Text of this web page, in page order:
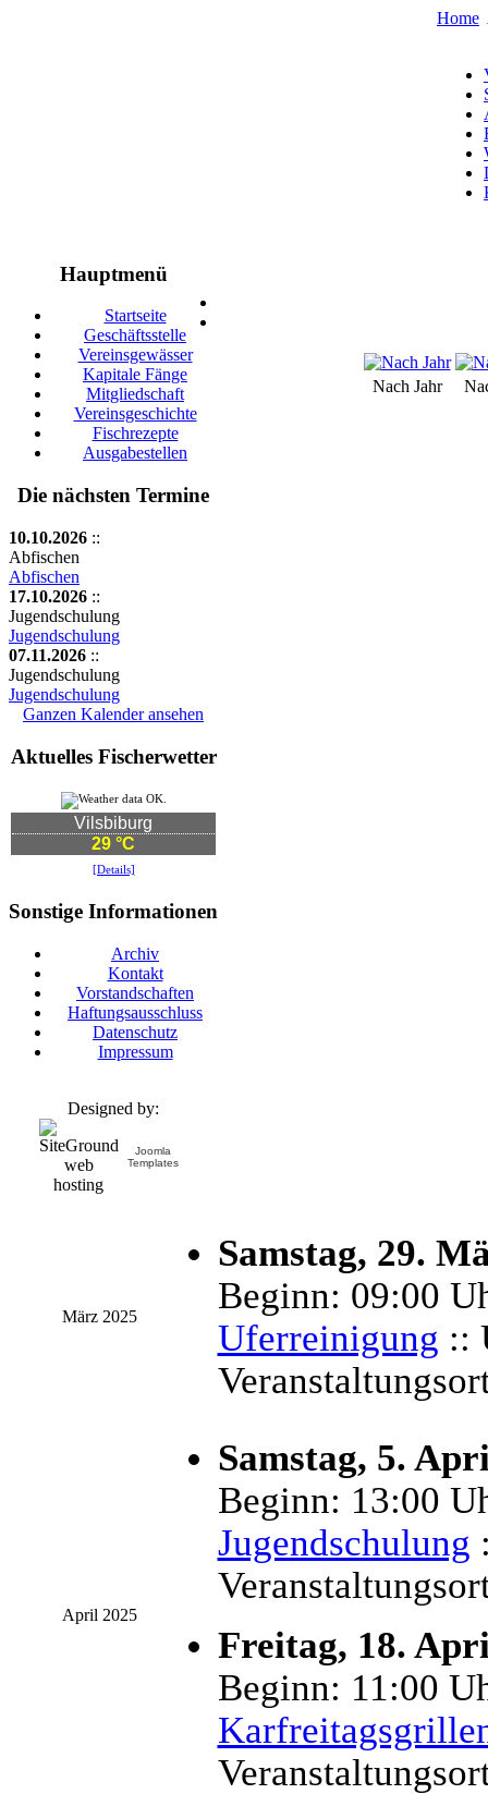
Home
Hauptmenü
Startseite
Geschäftsstelle
Vereinsgewässer
Kapitale Fänge
Mitgliedschaft
Vereinsgeschichte
Fischrezepte
Ausgabestellen
Die nächsten Termine
10.10.2026 ::
Abfischen
Abfischen
17.10.2026 ::
Jugendschulung
Jugendschulung
07.11.2026 ::
Jugendschulung
Jugendschulung
Ganzen Kalender ansehen
Aktuelles Fischerwetter
Vilsbiburg
29 °C
[Details]
Sonstige Informationen
Archiv
Kontakt
Vorstandschaften
Haftungsausschluss
Datenschutz
Impressum
Designed by:
Joomla
Templates
Nach Jahr
März 2025
Samstag, 29.
Beginn: 09:00
Uferreinigung ::
April 2025
Samstag, 5.
Beginn: 13:00
Jugendschulung
Freitag, 18.
Beginn: 11:00